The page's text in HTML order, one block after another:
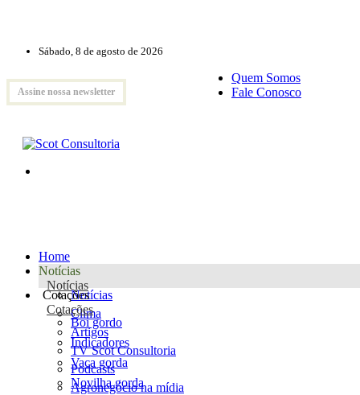
Sábado, 8 de agosto de 2026
Assine nossa newsletter
Quem Somos
Fale Conosco
Home
Notícias
Notícias
Notícias
Clima
Artigos
TV Scot Consultoria
Podcasts
Agronegócio na mídia
Cotações
Cotações
Boi gordo
Indicadores
Vaca gorda
Novilha gorda